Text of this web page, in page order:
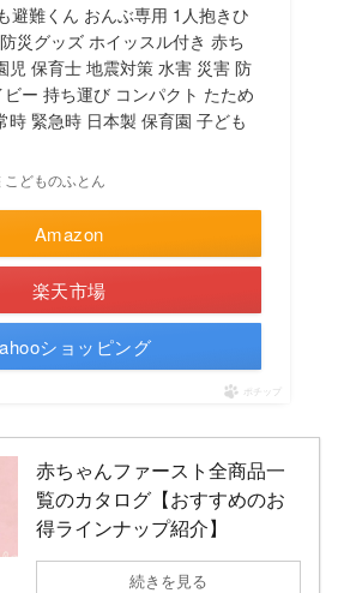
避難くん おんぶ専用 1人抱きひ
災グッズ ホイッスル付き 赤ち
児 保育士 地震対策 水害 災害 防
ー 持ち運び コンパクト たため
時 緊急時 日本製 保育園 子ども
どものふとん
Amazon
楽天市場
ショッピング
ポチップ
赤ちゃんファースト全商品一
覧のカタログ【おすすめのお
得ラインナップ紹介】
続きを見る